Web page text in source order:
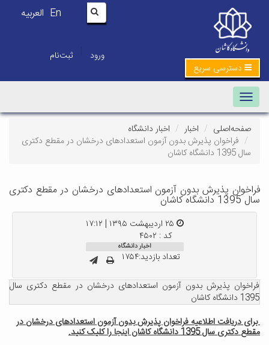
En العربیه
ورود | ثبت‌نام
دسترسی سریع
Toggle navigation
صفحه‌اصلی اخبار
اخبار دانشگاه
فراخوان پذیرش بدون آزمون استعدادهای درخشان در مقطع دکتری
سال 1395 دانشگاه کاشان
فراخوان پذیرش بدون آزمون استعدادهای درخشان در مقطع دکتری
سال 1395 دانشگاه کاشان
کد : ۴۵۰۲
اخبار دانشگاه
تعداد بازدید:۱۷۵۴
فراخوان پذیرش بدون آزمون استعدادهای درخشان در مقطع دکتری سال
1395 دانشگاه کاشان
برای دریافت اطلاعیه فراخوان پذیرشبدون آزمون استعدادهای درخشان در
مقطع دکتری سال1395دانشگاه کاشاناینجارا کلیک کنید.